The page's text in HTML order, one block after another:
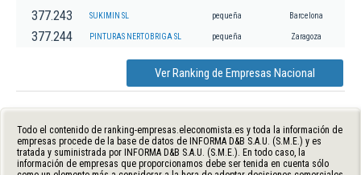
377.243 SUKIMIN SL pequeña Barcelona
377.244 PINTURAS NERTOBRIGA SL pequeña Zaragoza
Ver Ranking de Empresas Nacional
Todo el contenido de ranking-empresas.eleconomista.es y toda la información de
empresas procede de la base de datos de INFORMA D&B S.A.U. (S.M.E.) y es
tratada y suministrada por INFORMA D&B S.A.U. (S.M.E.). En todo caso, la
información de empresas que proporcionamos debe ser tenida en cuenta sólo